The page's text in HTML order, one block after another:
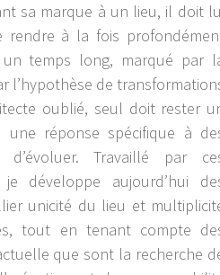
sa marque à un lieu, il doit
rendre à la fois
un temps long, marqué par
l’hypothèse de
oublié, seul doit rester
une réponse spécifique à
d’évoluer. Travaillé par
développe aujourd’hui
unicité du lieu et
tout en tenant compte
que sont la recherche